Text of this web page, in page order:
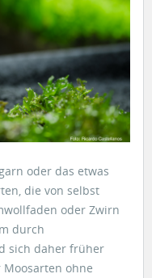
oder das etwas
die von selbst
oder Zwirn
durch
sich daher früher
ohne